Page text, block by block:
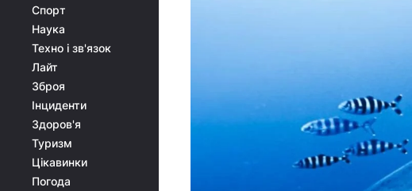
Спорт
Наука
Техно і зв'язок
Лайт
Зброя
Інциденти
Здоров'я
Туризм
Цікавинки
Погода